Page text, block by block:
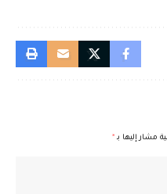
مشار إليها بـ *